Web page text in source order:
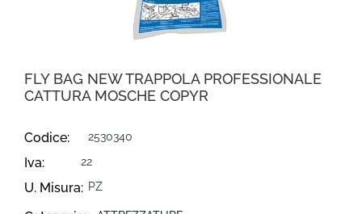
FLY BAG NEW TRAPPOLA PROFESSIONALE
CATTURA MOSCHE COPYR
Codice: 2530340
Iva: 22
U. Misura: PZ